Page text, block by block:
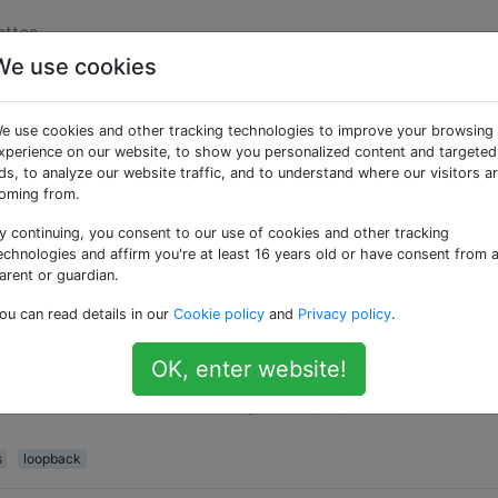
«loopback»
IPv4 est-elle affectée à localhost?
IPv4 est-elle attribuée à localhost( 127.0.0.0via
0.0.0.0 et une adresse IP de bouclage?
: L'adresse IP 0.0.0.0 , l'adresse la plus basse, est
signifie «ce réseau» ou «cet hôte». ... Toutes les
aux tests de bouclage. Les paquets envoyés à
loopback
use cookies
use cookies and other tracking technologies to improve your browsing
on our website, to show you personalized content and targeted
to analyze our website traffic, and to understand where our visitors
from.
continuing, you consent to our use of cookies and other tracking
and affirm you're at least 16 years old or have consent from a
or guardian.
can read details in our Cookie policy and Privacy policy.
OK, enter website!